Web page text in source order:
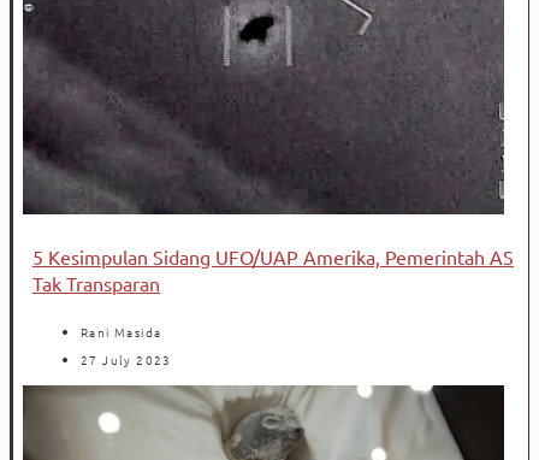
5 Kesimpulan Sidang UFO/UAP Amerika, Pemerintah AS
Tak Transparan
Rani Masida
27 July 2023